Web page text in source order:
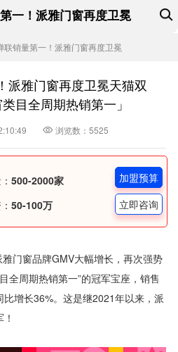
一！派雅门窗再度卫冕
联销量第一！派雅门窗再度卫冕
派雅门窗再度卫冕天猫双
目全周期热销第一」
浏览数：5525
500-2000家
50-100万
加盟预算
立即咨询
门窗品牌GMV大幅增长，再次强势
全周期热销第一”的冠军宝座，销售
增长36%。这是继2021年以来，派